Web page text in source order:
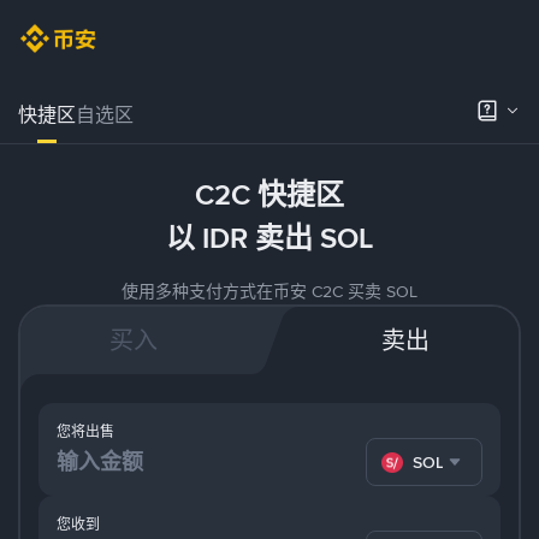
快捷区自选区
C2C 快捷区
以 IDR 卖出 SOL
使用多种支付方式在币安 C2C 买卖 SOL
买入 卖出
您收到
您将出售
SOL